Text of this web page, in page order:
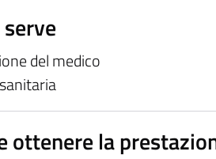
del medico
ottenere la